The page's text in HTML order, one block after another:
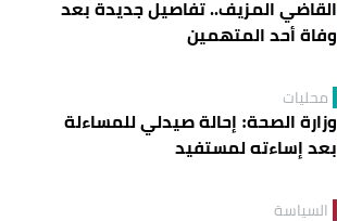
القاضي المزيف.. تفاصيل جديدة بعد
وفاة أحد المتهمين
محليات
وزارة الصحة: إحالة صيدلي للمساءلة
بعد إساءته لمستفيد
السياسة